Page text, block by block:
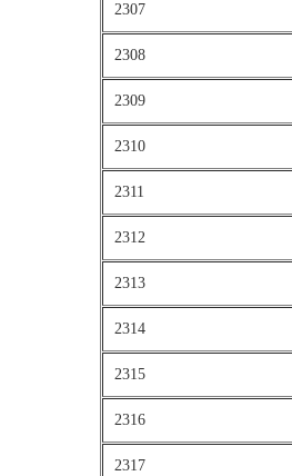
2307
2308
2309
2310
2311
2312
2313
2314
2315
2316
2317